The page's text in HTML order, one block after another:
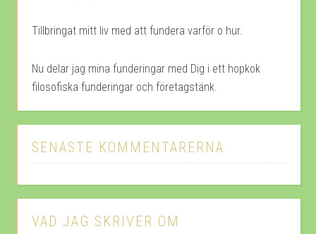
Tillbringat mitt liv med att fundera varför o hur.
Nu delar jag mina funderingar med Dig i ett hopkok
filosofiska funderingar och företagstänk.
SENASTE KOMMENTARERNA
VAD JAG SKRIVER OM